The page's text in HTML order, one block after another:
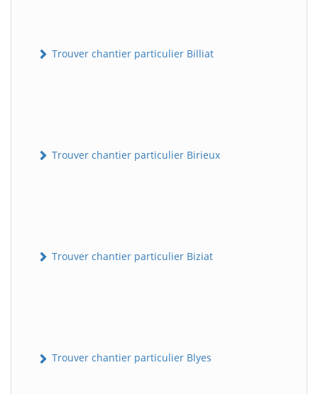
Trouver chantier particulier Billiat
Trouver chantier particulier Birieux
Trouver chantier particulier Biziat
Trouver chantier particulier Blyes